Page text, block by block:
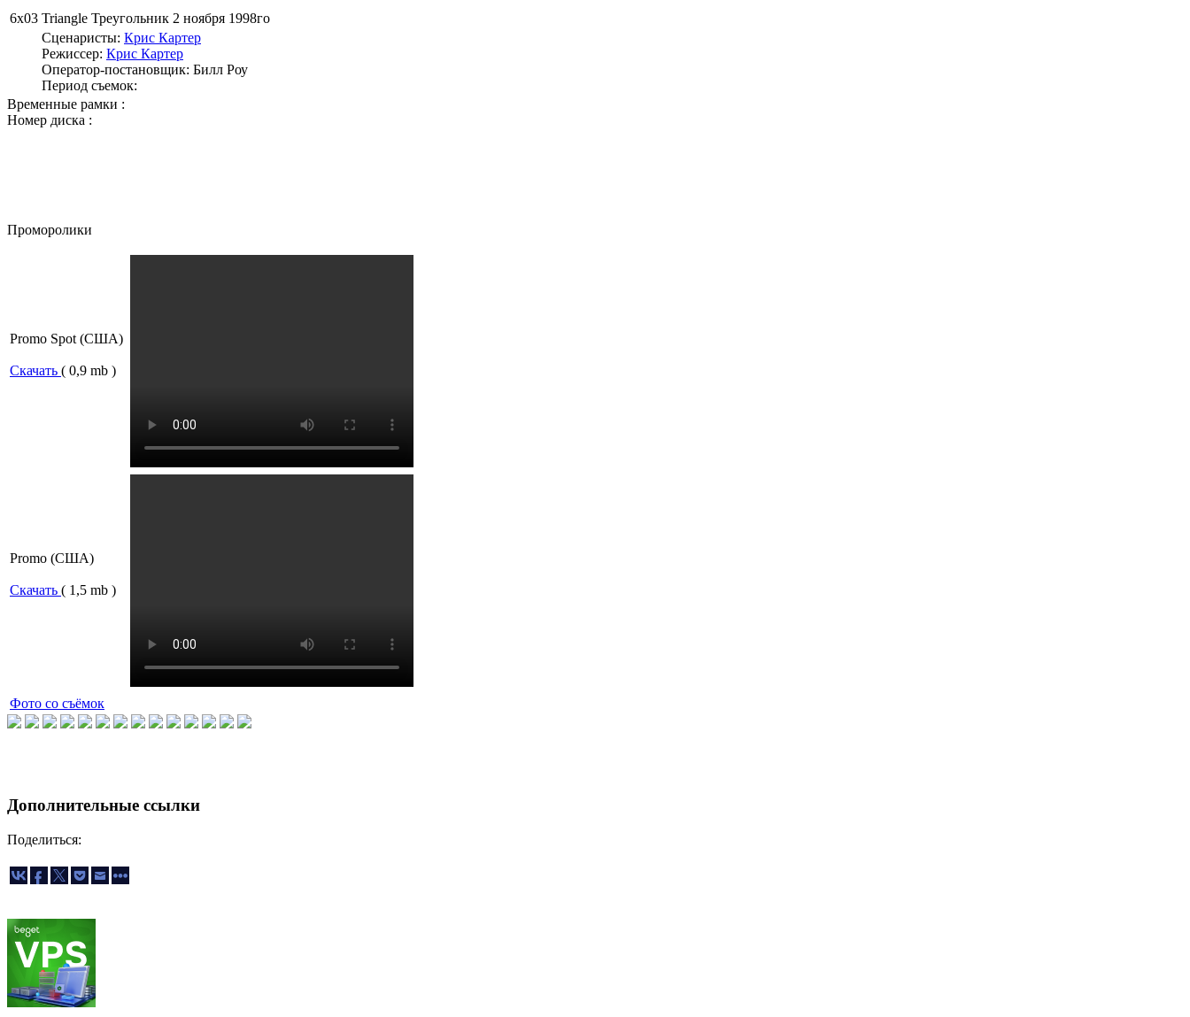
6x03 Triangle Треугольник 2 ноября 1998го
Сценаристы: Крис Картер
Режиссер: Крис Картер
Оператор-постановщик: Билл Роу
Период съемок:
Временные рамки :
Номер диска :
Проморолики
Promo Spot (США)
Скачать ( 0,9 mb )
Promo (США)
Скачать ( 1,5 mb )
Фото со съёмок
Дополнительные ссылки
Поделиться: